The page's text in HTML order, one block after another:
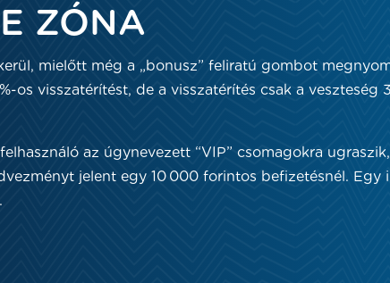
ZÓNA
mielőtt még a „bonusz” feliratú gombot
os visszatérítést, de a visszatérítés csak a veszteség
az úgynevezett “VIP” csomagokra
jelent egy 10 000 forintos befizetésnél.